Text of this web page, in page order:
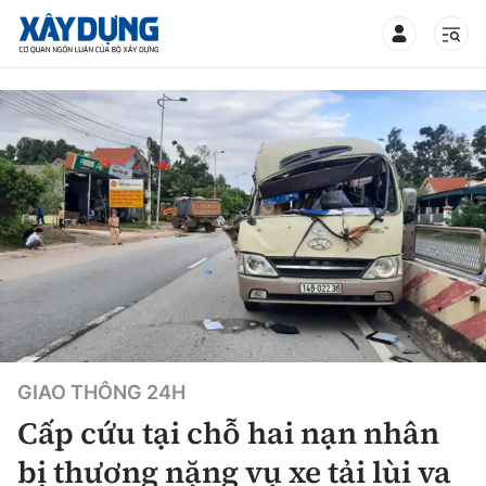
TIN BỘ XÂY DỰNG
CHUYÊN MỤC
Mới nhất
Thời sự
Chính trị
Xã hội
Chỉ đạo điều hành
Giao thông
GIAO THÔNG 24H
Cấp cứu tại chỗ hai nạn nhân
bị thương nặng vụ xe tải lùi va